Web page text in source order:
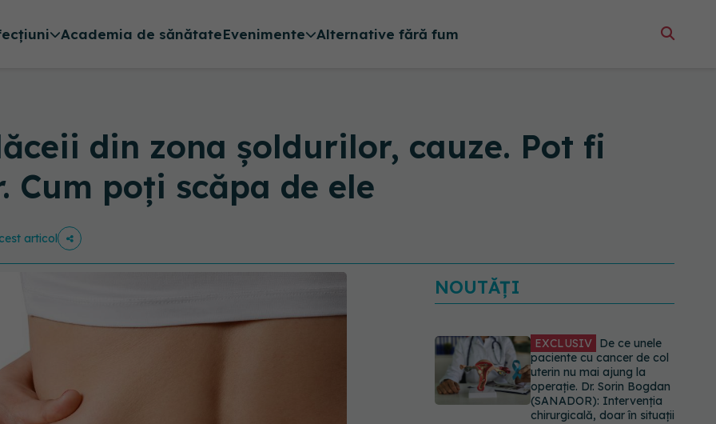
Academia de sănătateEvenimente Alternative fără fum
din zona șoldurilor, cauze. Pot fi
Cum poți scăpa de ele
articol
NOUTĂȚI
EXCLUSIV De ce unele
paciente cu cancer de col
uterin nu mai ajung la
operație. Dr. Sorin Bogdan
(SANADOR): Intervenția
chirurgicală, doar în situații